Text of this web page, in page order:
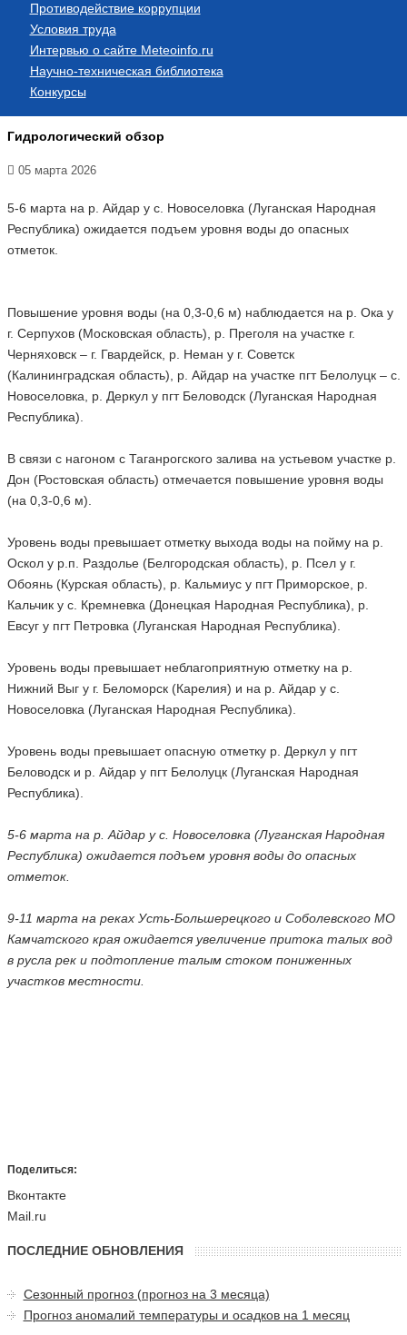
Противодействие коррупции
Условия труда
Интервью о сайте Meteoinfo.ru
Научно-техническая библиотека
Конкурсы
Гидрологический обзор
05 марта 2026
5-6 марта на р. Айдар у с. Новоселовка (Луганская Народная
Республика) ожидается подъем уровня воды до опасных
отметок.
Повышение уровня воды (на 0,3-0,6 м) наблюдается на р. Ока у
г. Серпухов (Московская область), р. Преголя на участке г.
Черняховск – г. Гвардейск, р. Неман у г. Советск
(Калининградская область), р. Айдар на участке пгт Белолуцк – с.
Новоселовка, р. Деркул у пгт Беловодск (Луганская Народная
Республика).
В связи с нагоном с Таганрогского залива на устьевом участке р.
Дон (Ростовская область) отмечается повышение уровня воды
(на 0,3-0,6 м).
Уровень воды превышает отметку выхода воды на пойму на р.
Оскол у р.п. Раздолье (Белгородская область), р. Псел у г.
Обоянь (Курская область), р. Кальмиус у пгт Приморское, р.
Кальчик у с. Кремневка (Донецкая Народная Республика), р.
Евсуг у пгт Петровка (Луганская Народная Республика).
Уровень воды превышает неблагоприятную отметку на р.
Нижний Выг у г. Беломорск (Карелия) и на р. Айдар у с.
Новоселовка (Луганская Народная Республика).
Уровень воды превышает опасную отметку р. Деркул у пгт
Беловодск и р. Айдар у пгт Белолуцк (Луганская Народная
Республика).
5-6 марта на р. Айдар у с. Новоселовка (Луганская Народная
Республика) ожидается подъем уровня воды до опасных
отметок.
9-11 марта на реках Усть-Большерецкого и Соболевского МО
Камчатского края ожидается увеличение притока талых вод
в русла рек и подтопление талым стоком пониженных
участков местности.
Поделиться:
Вконтакте
Mail.ru
ПОСЛЕДНИЕ ОБНОВЛЕНИЯ
Сезонный прогноз (прогноз на 3 месяца)
Прогноз аномалий температуры и осадков на 1 месяц